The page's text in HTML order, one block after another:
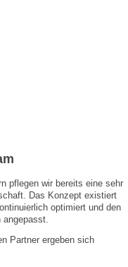
pflegen wir bereits eine sehr
Das Konzept existiert
optimiert und den
angepasst.
Partner ergeben sich